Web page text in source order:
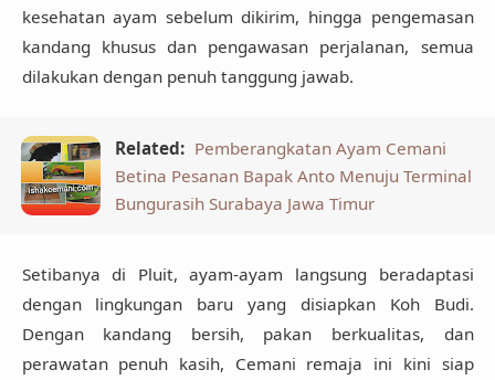
kesehatan ayam sebelum dikirim, hingga pengemasan
kandang khusus dan pengawasan perjalanan, semua
dilakukan dengan penuh tanggung jawab.
Related: Pemberangkatan Ayam Cemani
Betina Pesanan Bapak Anto Menuju Terminal
Bungurasih Surabaya Jawa Timur
Setibanya di Pluit, ayam-ayam langsung beradaptasi
dengan lingkungan baru yang disiapkan Koh Budi.
Dengan kandang bersih, pakan berkualitas, dan
perawatan penuh kasih, Cemani remaja ini kini siap